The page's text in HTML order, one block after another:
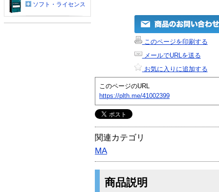
このページを印刷する
メールでURLを送る
お気に入りに追加する
このページのURL
https://plth.me/41002399
関連カテゴリ
MA
商品説明
ソフト・ライセンス